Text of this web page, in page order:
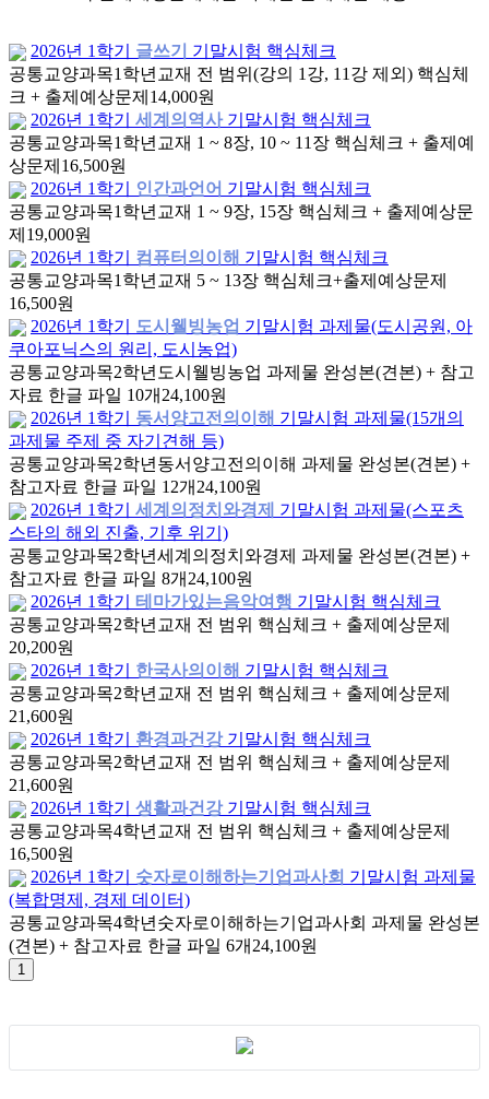
2026년 1학기 글쓰기 기말시험 핵심체크
공통교양과목1학년 교재 전 범위(강의 1강, 11강 제외) 핵심체
크 + 출제예상문제 14,000원
2026년 1학기
세계의역사 기말시험 핵심체크
공통교양과목1학년 교재 1 ~ 8장, 10 ~ 11장 핵심체크 + 출제예
상문제 16,500원
2026년 1학기
인간과언어 기말시험 핵심체크
공통교양과목1학년 교재 1 ~ 9장, 15장 핵심체크 + 출제예상문
제 19,000원
2026년 1학기
컴퓨터의이해 기말시험 핵심체크
공통교양과목1학년 교재 5 ~ 13장 핵심체크+출제예상문제
16,500원
2026년 1학기
도시웰빙농업 기말시험 과제물(도시공원, 아
쿠아포닉스의 원리, 도시농업)
공통교양과목2학년 도시웰빙농업 과제물 완성본(견본) + 참고
자료 한글 파일 10개 24,100원
2026년 1학기
동서양고전의이해 기말시험 과제물(15개의
과제물 주제 중 자기견해 등)
공통교양과목2학년 동서양고전의이해 과제물 완성본(견본) +
참고자료 한글 파일 12개 24,100원
2026년 1학기
세계의정치와경제 기말시험 과제물(스포츠
스타의 해외 진출, 기후 위기)
공통교양과목2학년세계의정치와경제 과제물 완성본(견본) +
참고자료 한글 파일 8개 24,100원
2026년 1학기
테마가있는음악여행 기말시험 핵심체크
공통교양과목2학년 교재 전 범위 핵심체크 + 출제예상문제
20,200원
2026년 1학기
한국사의이해 기말시험 핵심체크
공통교양과목2학년 교재 전 범위 핵심체크 + 출제예상문제
21,600원
2026년 1학기
환경과건강 기말시험 핵심체크
공통교양과목2학년 교재 전 범위 핵심체크 + 출제예상문제
21,600원
2026년 1학기
생활과건강 기말시험 핵심체크
공통교양과목4학년 교재 전 범위 핵심체크 + 출제예상문제
16,500원
2026년 1학기
숫자로이해하는기업과사회 기말시험 과제물
(복합명제, 경제 데이터)
공통교양과목4학년 숫자로이해하는기업과사회 과제물 완성본
(견본) + 참고자료 한글 파일 6개 24,100원